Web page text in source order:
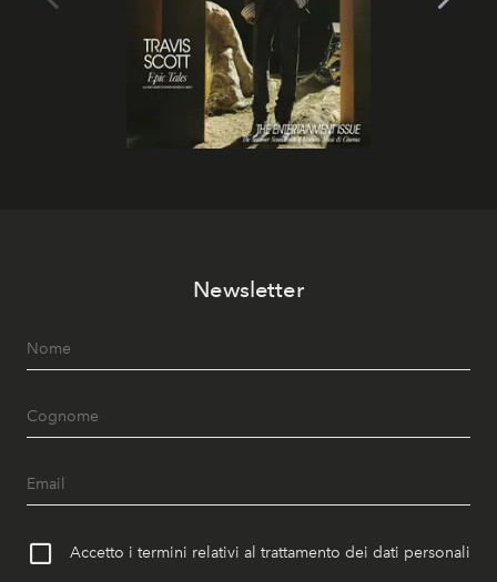
Newsletter
Accetto i termini relativi al trattamento dei dati personali